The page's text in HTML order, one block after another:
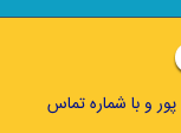
و با شماره تماس